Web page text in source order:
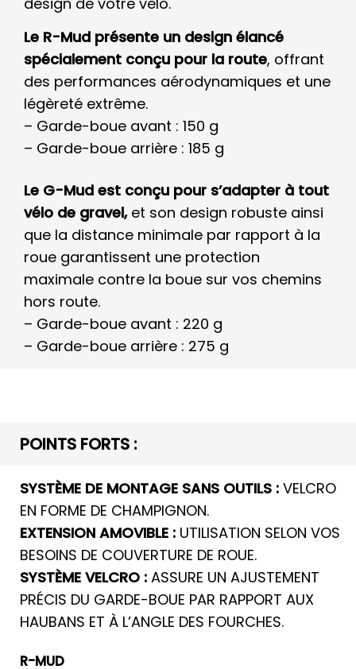
Le R-Mud présente un design élancé
spécialement conçu pour la route, offrant
des performances aérodynamiques et une
légèreté extrême.
– Garde-boue avant : 150 g
– Garde-boue arrière : 185 g
Le G-Mud est conçu pour s’adapter à tout
vélo de gravel,et son design robuste ainsi
que la distance minimale par rapport à la
roue garantissent une protection
maximale contre la boue sur vos chemins
hors route.
– Garde-boue avant : 220 g
– Garde-boue arrière : 275 g
POINTS FORTS :
SYSTÈME DE MONTAGE SANS OUTILS : VELCRO
EN FORME DE CHAMPIGNON.
EXTENSION AMOVIBLE : UTILISATION SELON VOS
BESOINS DE COUVERTURE DE ROUE.
SYSTÈME VELCRO : ASSURE UN AJUSTEMENT
PRÉCIS DU GARDE-BOUE PAR RAPPORT AUX
HAUBANS ET À L’ANGLE DES FOURCHES.
R-MUD